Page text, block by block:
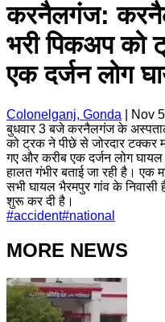
करनैलगंज:
भरी पिकअप को
एक दर्जन लोग
Colonelganj, Gonda
Nov
बुधवार 3 बजे करनैलगंज के
को ट्रक ने पीछे से जोरदार टक्कर
गए और करीब एक दर्जन लोग
हालत गंभीर बताई जा रही है। एक
सभी घायल भैरमपुर गांव के
शुरू कर दी है।
#accident#national
MORE NEWS